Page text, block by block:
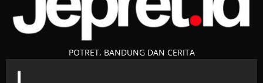
POTRET, BANDUNG DAN CERITA